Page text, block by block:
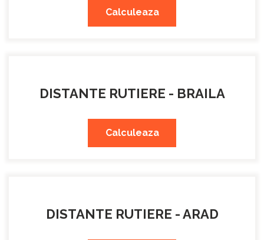
Calculeaza
DISTANTE RUTIERE - BRAILA
Calculeaza
DISTANTE RUTIERE - ARAD